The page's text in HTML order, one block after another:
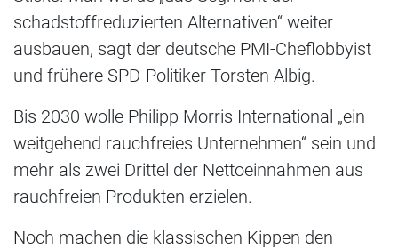
schadstoffreduzierten Alternativen“ weiter
ausbauen, sagt der deutsche PMI-Cheflobbyist
und frühere SPD-Politiker Torsten Albig.
Bis 2030 wolle Philipp Morris International „ein
weitgehend rauchfreies Unternehmen“ sein und
mehr als zwei Drittel der Nettoeinnahmen aus
rauchfreien Produkten erzielen.
Noch machen die klassischen Kippen den